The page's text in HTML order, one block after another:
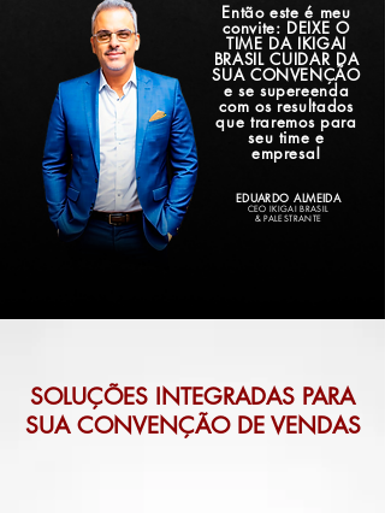
EDUARDO ALMEIDA
CEO IKIGAI BRASIL
& PALESTRANTE
Então este é meu
convite: DEIXE O
TIME DA IKIGAI
BRASIL CUIDAR DA
SUA CONVENÇÃO
e se supereenda
com os resultados
que traremos para
seu time e
empresa!
SOLUÇÕES INTEGRADAS PARA
SUA CONVENÇÃO DE VENDAS